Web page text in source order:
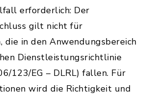
erforderlich: Der
gilt nicht für
die in den Anwendungsbereich
Dienstleistungsrichtlinie
123/EG – DLRL) fallen. Für
wird die Richtigkeit und